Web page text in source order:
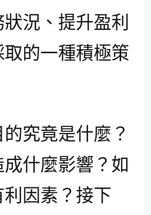
況、提升盈利
的一種積極策
究竟是什麼？
什麼影響？如
因素？接下